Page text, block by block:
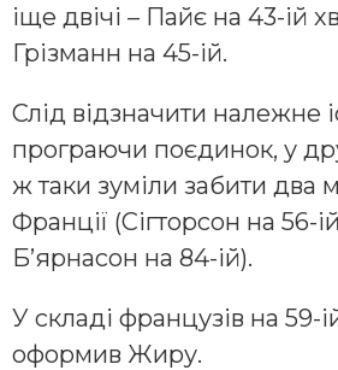
іще двічі – Пайє на 43-ій
Грізманн на 45-ій.
Слід відзначити належне
програючи поєдинок, у
ж таки зуміли забити два
Франції (Сігторсон на 56-
Б’ярнасон на 84-ій).
У складі французів на 59-
оформив Жиру.